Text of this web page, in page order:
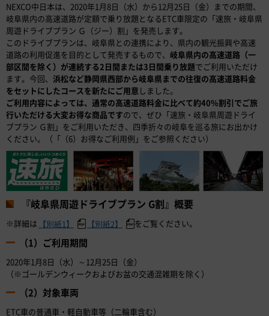
NEXCO中日本は、2020年1月8日（水）から12月25日（金）までの期間、
岐阜県内の高速道路が定額で乗り放題となるETC車限定の「速旅・岐阜県
周遊ドライブプラン Ｇ（ジー）割」を発売します。
このドライブプランは、岐阜県との連携により、県内の観光振興や高速
道路の利用促進を目的として発売するもので、 岐阜県内の高速道路（一
部区間を除く）が連続する2日間または3日間乗り放題でご利用いただけ
ます。今回、 浜松など静岡県西部から岐阜県までの往復の高速道路料金
をセットにしたコースを新たにご用意 しました。
ご利用内容によっては、通常の高速道路料金に比べて約40%割引でご旅
行いただける大変お得な商品ですので、ぜひ「速旅・岐阜県周遊ドライ
ブプラン Ｇ割」をご利用いただき、四季折々の岐阜を巡る旅にお出かけ
ください。（「（6）お得なご利用例」をご参照ください）
『岐阜県周遊ドライブプラン G割』概要
※詳細は 【別紙1】 【別紙2】 をご覧ください。
（1）ご利用期間
2020年1月8日（水）～12月25日（金）
（※ゴールデンウィークおよびお盆の交通混雑期を除く）
（2）対象車両
ETC車の普通車・軽自動車等（二輪車含む）